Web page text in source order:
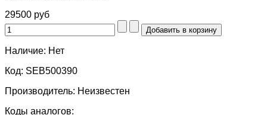
29500 руб
Наличие: Нет
Код: SEB500390
Производитель: Неизвестен
Коды аналогов: